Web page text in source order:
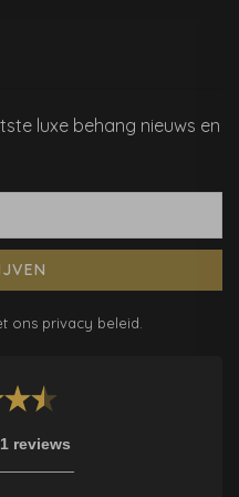
luxe behang nieuws en
ons privacy beleid.
reviews